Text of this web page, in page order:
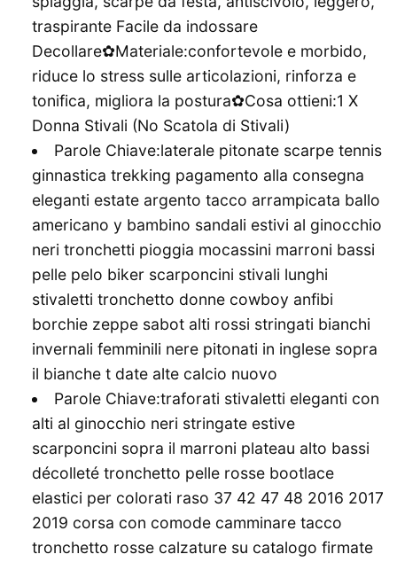
traspirante Facile da indossare
Decollare✿Materiale:confortevole e morbido,
riduce lo stress sulle articolazioni, rinforza e
tonifica, migliora la postura✿Cosa ottieni:1 X
Donna Stivali (No Scatola di Stivali)
Parole Chiave:laterale pitonate scarpe tennis
ginnastica trekking pagamento alla consegna
eleganti estate argento tacco arrampicata ballo
americano y bambino sandali estivi al ginocchio
neri tronchetti pioggia mocassini marroni bassi
pelle pelo biker scarponcini stivali lunghi
stivaletti tronchetto donne cowboy anfibi
borchie zeppe sabot alti rossi stringati bianchi
invernali femminili nere pitonati in inglese sopra
il bianche t date alte calcio nuovo
Parole Chiave:traforati stivaletti eleganti con
alti al ginocchio neri stringate estive
scarponcini sopra il marroni plateau alto bassi
décolleté tronchetto pelle rosse bootlace
elastici per colorati raso 37 42 47 48 2016 2017
2019 corsa con comode camminare tacco
tronchetto rosse calzature su catalogo firmate